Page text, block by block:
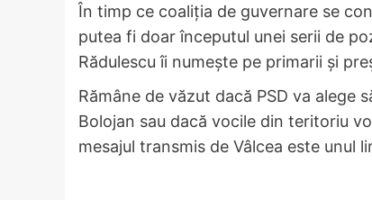
În timp ce coaliția de guvernare se
putea fi doar începutul unei serii de
Rădulescu îi numește pe primarii și
Rămâne de văzut dacă PSD va alege
Bolojan sau dacă vocile din teritoriu
mesajul transmis de Vâlcea este unul